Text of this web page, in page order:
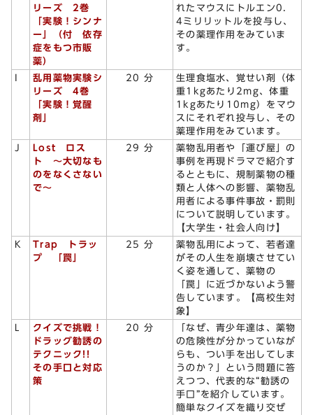
リーズ 2巻
「実験！シンナ
ー」（付 依存
症をもつ市販
薬）
れたマウスにトルエン0．
4ミリリットルを投与し、
その薬理作用をみていま
す。
乱用薬物実験シ
リーズ 4巻
「実験！覚醒
剤」
20 分
生理食塩水、覚せい剤（体
重1kgあたり2mg、体重
1kgあたり10mg）をマウ
スにそれぞれ投与し、その
薬理作用をみています。
J
Lost ロス
ト ～大切なも
のをなくさない
で～
29 分
薬物乱用者や「運び屋」の
事例を再現ドラマで紹介す
るとともに、規制薬物の種
類と人体への影響、薬物乱
用者による事件事故・罰則
について説明しています。
【大学生・社会人向け】
K
Trap トラッ
プ 「罠」
25 分
薬物乱用によって、若者達
がその人生を崩壊させてい
く姿を通して、薬物の
「罠」に近づかないよう警
告しています。【高校生対
象】
L
クイズで挑戦！
ドラッグ勧誘の
テクニック!!
その手口と対応
策
20 分
「なぜ、青少年達は、薬物
の危険性が分かっていなが
らも、つい手を出してしま
うのか？」という問題に答
えつつ、代表的な“勧誘の
手口”を紹介しています。
簡単なクイズを織り交ぜ